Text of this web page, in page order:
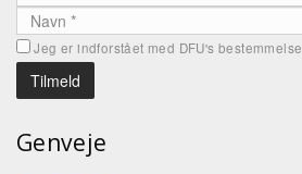
Jeg er indforstået med DFU's
Genveje